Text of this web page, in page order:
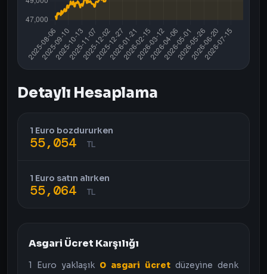
Detaylı Hesaplama
1 Euro bozdururken
55,054 TL
1 Euro satın alırken
55,064 TL
Asgari Ücret Karşılığı
1 Euro yaklaşık 0 asgari ücret düzeyine denk